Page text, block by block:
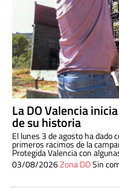
La DO Valencia
de su historia
El lunes 3 de agosto ha dado
primeros racimos de la
Protegida Valencia con
03/08/2026Zona DOSin